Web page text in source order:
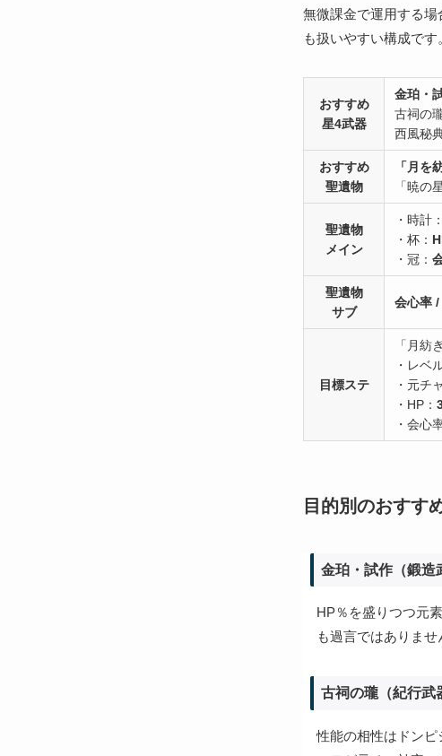
無微課金で運用する
も扱いやすい構成です
おすすめ
星4武器
金珀・
古祠の
西風秘
おすすめ
聖遺物
「月を
「暁の
聖遺物
メイン
・時計：
・杯：
・冠：
聖遺物
サブ
会心率
目標ステ
「月紡
・レベ
・元チ
・HP：
・会心
目的別のおすす
金珀・試作（鍛造
HP％を盛りつつ元
も過言ではありま
古祠の瓏（紀行武
性能の相性はドン